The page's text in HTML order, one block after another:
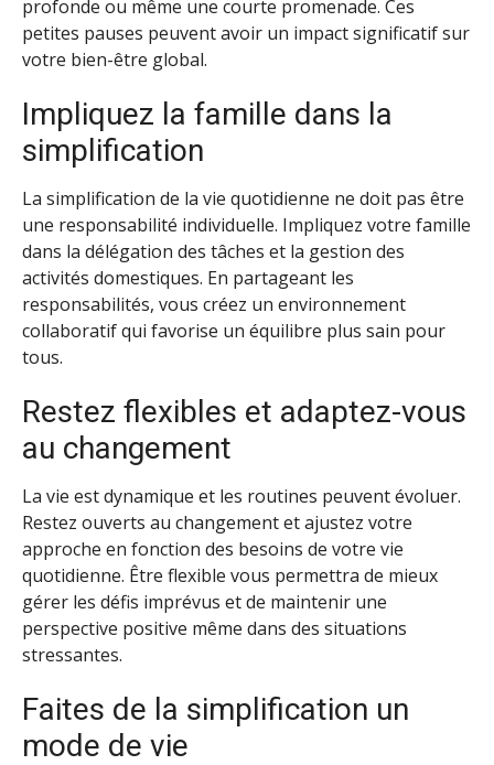
profonde ou même une courte promenade. Ces
petites pauses peuvent avoir un impact significatif sur
votre bien-être global.
Impliquez la famille dans la
simplification
La simplification de la vie quotidienne ne doit pas être
une responsabilité individuelle. Impliquez votre famille
dans la délégation des tâches et la gestion des
activités domestiques. En partageant les
responsabilités, vous créez un environnement
collaboratif qui favorise un équilibre plus sain pour
tous.
Restez flexibles et adaptez-vous
au changement
La vie est dynamique et les routines peuvent évoluer.
Restez ouverts au changement et ajustez votre
approche en fonction des besoins de votre vie
quotidienne. Être flexible vous permettra de mieux
gérer les défis imprévus et de maintenir une
perspective positive même dans des situations
stressantes.
Faites de la simplification un
mode de vie